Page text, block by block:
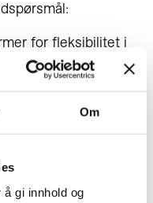
Om
gi innhold og
for fleksibilitet i
og grønn
som
som lykkes med